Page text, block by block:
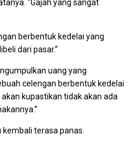
“Gajah yang sangat
berbentuk kedelai yang
dari pasar.”
uang yang
celengan berbentuk kedelai
kupastikan tidak akan ada
terasa panas.